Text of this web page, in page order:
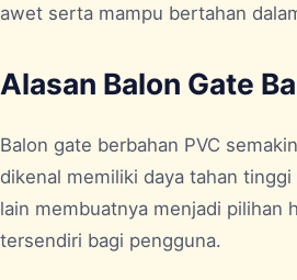
awet serta mampu bertahan
Alasan Balon Gate
Balon gate berbahan PVC
dikenal memiliki daya tahan
lain membuatnya menjadi pilihan
tersendiri bagi pengguna.